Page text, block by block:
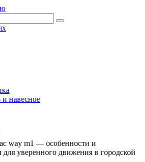
и навесное
way m1 — особенности и
уверенного движения в городской